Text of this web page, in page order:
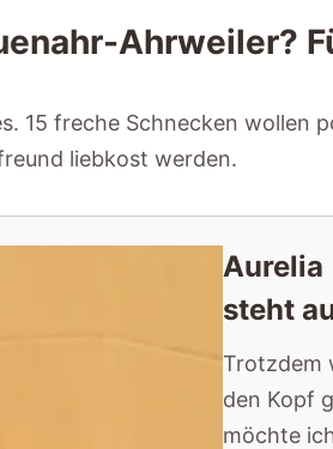
Ahrweiler?
15 freche Schnecken wollen
liebkost werden.
Aurelia
steht
Trotzdem
den Kopf
möchte